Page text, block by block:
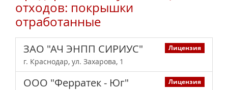
отходов: покрышки
отработанные
Лицензия
ЗАО "АЧ ЭНПП СИРИУС"
г. Краснодар, ул. Захарова, 1
Лицензия
ООО "Ферратек - Юг"